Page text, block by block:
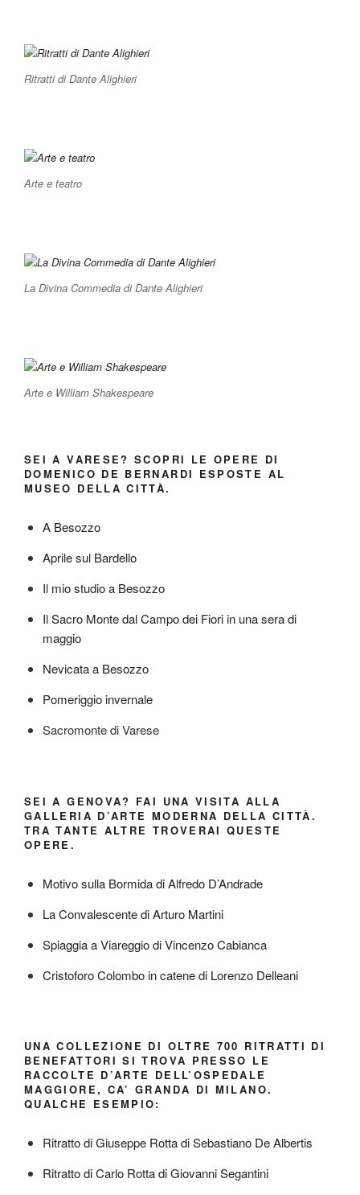
Ritratti di Dante Alighieri
Arte e teatro
La Divina Commedia di Dante Alighieri
Arte e William Shakespeare
SEI A VARESE? SCOPRI LE OPERE DI
DOMENICO DE BERNARDI ESPOSTE AL
MUSEO DELLA CITTÀ.
A Besozzo
Aprile sul Bardello
Il mio studio a Besozzo
Il Sacro Monte dal Campo dei Fiori in una sera di
maggio
Nevicata a Besozzo
Pomeriggio invernale
Sacromonte di Varese
SEI A GENOVA? FAI UNA VISITA ALLA
GALLERIA D’ARTE MODERNA DELLA CITTÀ.
TRA TANTE ALTRE TROVERAI QUESTE
OPERE.
Motivo sulla Bormida di Alfredo D’Andrade
La Convalescente di Arturo Martini
Spiaggia a Viareggio di Vincenzo Cabianca
Cristoforo Colombo in catene di Lorenzo Delleani
UNA COLLEZIONE DI OLTRE 700 RITRATTI DI
BENEFATTORI SI TROVA PRESSO LE
RACCOLTE D’ARTE DELL’OSPEDALE
MAGGIORE, CA’ GRANDA DI MILANO.
QUALCHE ESEMPIO:
Ritratto di Giuseppe Rotta di Sebastiano De Albertis
Ritratto di Carlo Rotta di Giovanni Segantini